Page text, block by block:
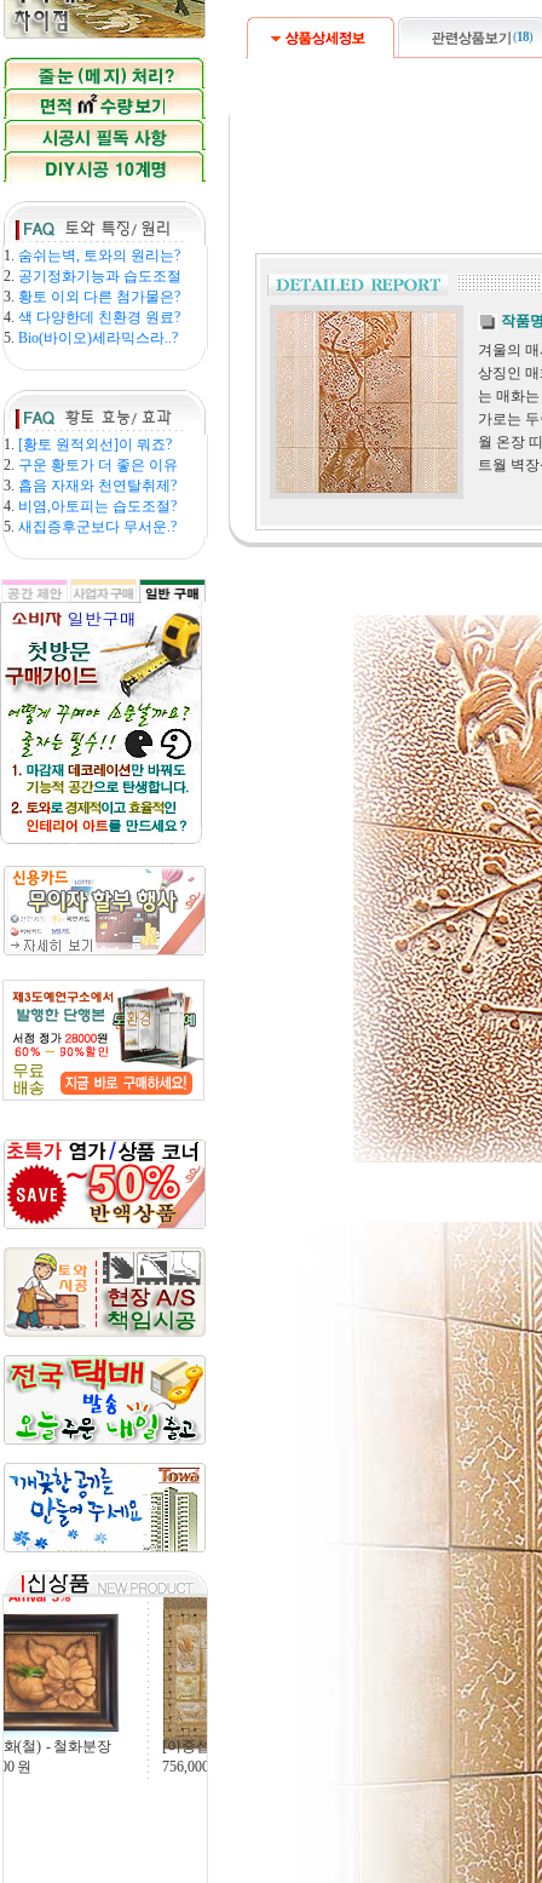
1. 숨쉬는벽, 토와의 원리는?
2. 공기정화기능과 습도조절
3.황토 이외 다른 첨가물은?
4.색 다양한데 친환경 원료?
5.Bio(바이오)세라믹스라..?
1. [황토 원적외선]이 뭐죠?
2. 구운 황토가 더 좋은 이유
3. 흡음 자재와 천연탈취제?
4. 비염,아토피는 습도조절?
5.새집증후군보다 무서운.?
부용화(철) - 철화분장
43,200
(18)
작품
겨울의
상징인
는 매화
가로는
월 온장
트월 벽